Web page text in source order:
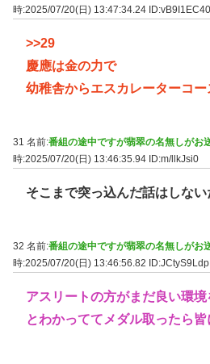
時:2025/07/20(日) 13:47:34.24 ID:vB9I1EC40
>>29
慶應は金の力で
幼稚舎からエスカレーターコー
31 名前:番組の途中ですが翡翠の名無しがお
時:2025/07/20(日) 13:46:35.94 ID:m/llkJsi0
そこまで突っ込んだ話はしない
32 名前:番組の途中ですが翡翠の名無しがお
時:2025/07/20(日) 13:46:56.82 ID:JCtyS9Ldp
アスリートの方がまだ良い環
とわかっててメダル取ったら